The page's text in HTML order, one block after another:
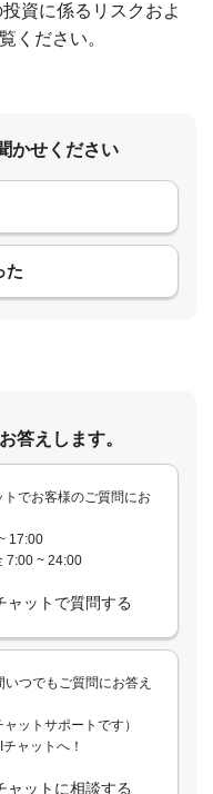
資に係るリスクおよ
ください。
かせください
た
答えします。
でお客様のご質問にお
17:00
7:00 ~ 24:00
ャットで質問する
つでもご質問にお答え
ットサポートです）
ャットへ！
ャットに相談する